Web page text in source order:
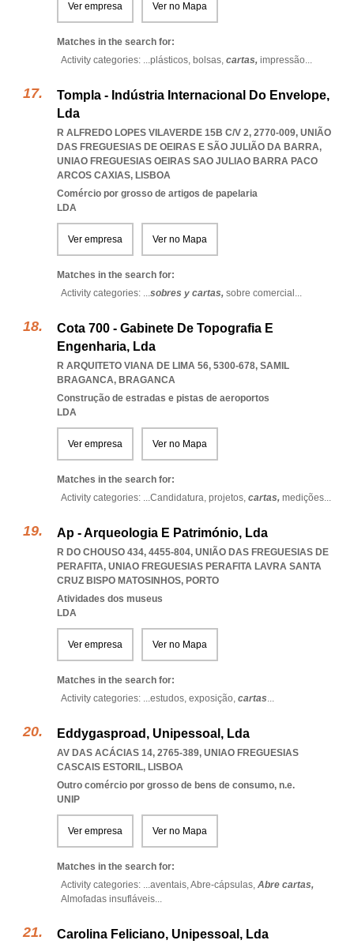
Ver empresa Ver no Mapa
Matches in the search for:
Activity categories: ...plásticos, bolsas, cartas, impressão...
Tompla - Indústria Internacional Do Envelope,
Lda
R ALFREDO LOPES VILAVERDE 15B C/V 2, 2770-009, UNIÃO
DAS FREGUESIAS DE OEIRAS E SÃO JULIÃO DA BARRA,
UNIAO FREGUESIAS OEIRAS SAO JULIAO BARRA PACO
ARCOS CAXIAS, LISBOA
Comércio por grosso de artigos de papelaria
LDA
Ver empresa Ver no Mapa
Matches in the search for:
Activity categories: ...sobres y cartas, sobre comercial ...
Cota 700 - Gabinete De Topografia E
Engenharia, Lda
R ARQUITETO VIANA DE LIMA 56, 5300-678, SAMIL
BRAGANCA, BRAGANCA
Construção de estradas e pistas de aeroportos
LDA
Ver empresa Ver no Mapa
Matches in the search for:
Activity categories: ...Candidatura, projetos, cartas, medições...
Ap - Arqueologia E Património, Lda
R DO CHOUSO 434, 4455-804, UNIÃO DAS FREGUESIAS DE
PERAFITA, UNIAO FREGUESIAS PERAFITA LAVRA SANTA
CRUZ BISPO MATOSINHOS, PORTO
Atividades dos museus
LDA
Ver empresa Ver no Mapa
Matches in the search for:
Activity categories: ...estudos, exposição, cartas...
Eddygasproad, Unipessoal, Lda
AV DAS ACÁCIAS 14, 2765-389, UNIAO FREGUESIAS
CASCAIS ESTORIL, LISBOA
Outro comércio por grosso de bens de consumo, n.e.
UNIP
Ver empresa Ver no Mapa
Matches in the search for:
Activity categories: ...aventais,Abre-cápsulas, Abre cartas,
Almofadas insufláveis...
Carolina Feliciano, Unipessoal, Lda